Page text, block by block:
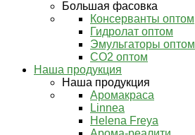
Большая фасовка
Консерванты оптом
Гидролат оптом
Эмульгаторы оптом
СО2 оптом
Наша продукция
Наша продукция
Аромакраса
Linnea
Helena Freya